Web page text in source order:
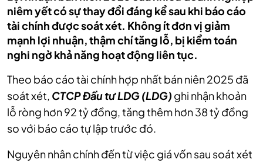
niêm yết có sự thay đổi đáng kể sau khi báo cáo
tài chính được soát xét. Không ít đơn vị giảm
mạnh lợi nhuận, thậm chí tăng lỗ, bị kiểm toán
nghi ngờ khả năng hoạt động liên tục.
Theo báo cáo tài chính hợp nhất bán niên 2025 đã
soát xét, CTCP Đầu tư LDG (LDG) ghi nhận khoản
lỗ ròng hơn 92 tỷ đồng, tăng thêm hơn 38 tỷ đồng
so với báo cáo tự lập trước đó.
Nguyên nhân chính đến từ việc giá vốn sau soát xét